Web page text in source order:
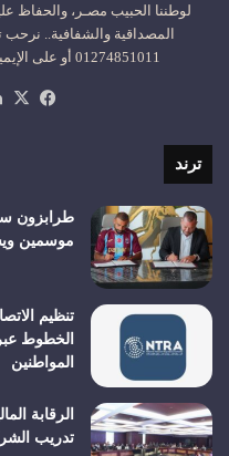
لوطننا الحبيب مصـر، والحفاظ
01274851011 أو على الإيميل: moltakaaliqtisad@gmail.com
ترند
طرابزون
موسمين
تنظيم
المواطنين
الرقابة
تدريب